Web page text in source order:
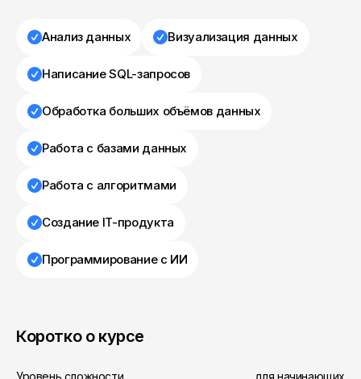
Анализ данных Визуализация данных
Написание SQL-запросов
Обработка больших объёмов данных
Работа с базами данных
Работа с алгоритмами
Создание IT-продукта
Программирование с ИИ
Коротко о курсе
Уровень сложности для начинающих